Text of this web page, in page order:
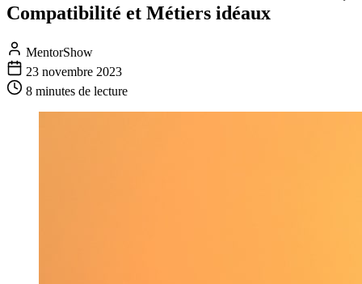
Compatibilité et Métiers idéaux
MentorShow
23 novembre 2023
8 minutes de lecture